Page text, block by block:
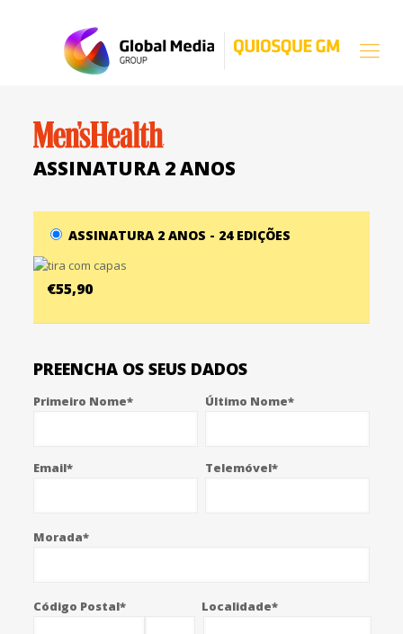
ASSINATURA 2 ANOS
ASSINATURA 2 ANOS - 24 EDIÇÕES
€55,90
PREENCHA OS SEUS DADOS
Primeiro Nome* Último Nome*
Email* Telemóvel*
Morada*
Código Postal* Localidade*